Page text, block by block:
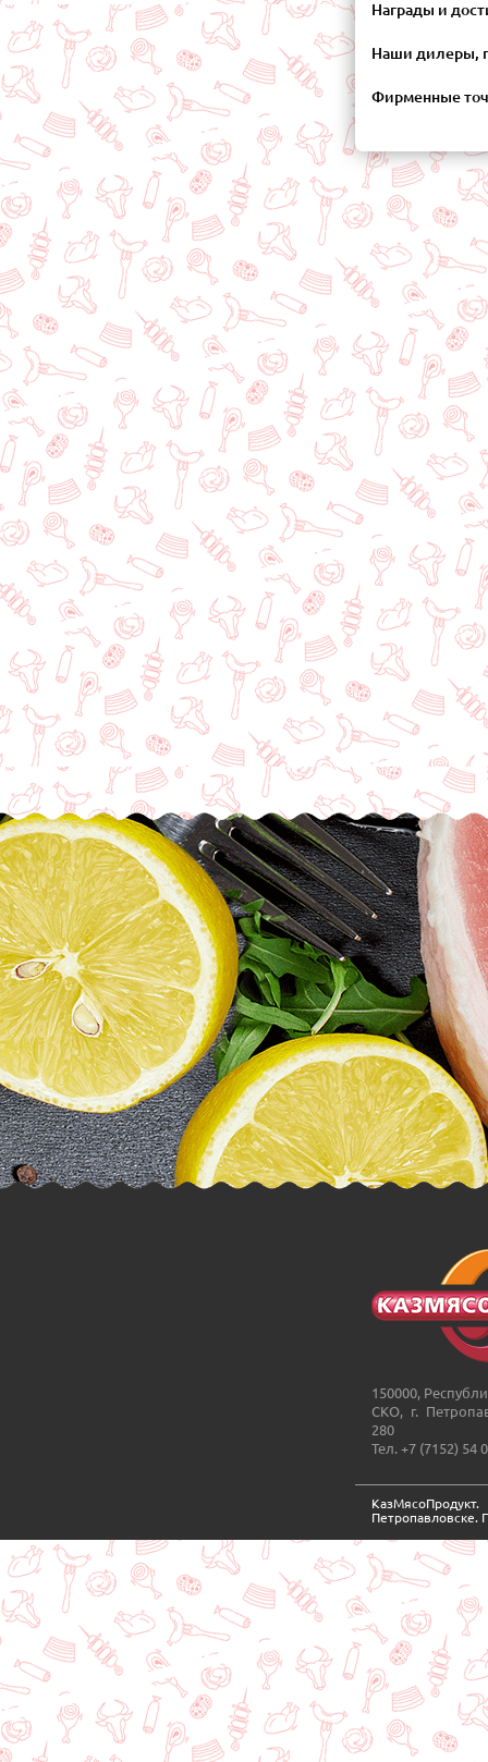
Награды и
Наши дилеры,
Фирменные
150000,
СКО, г.
280
Тел. +7 (7152) 54
Петропавловске.